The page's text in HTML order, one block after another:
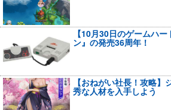
【10月30日のゲームハ
ン』の発売36周年！
【おねがい社長！攻略
秀な人材を入手しよう